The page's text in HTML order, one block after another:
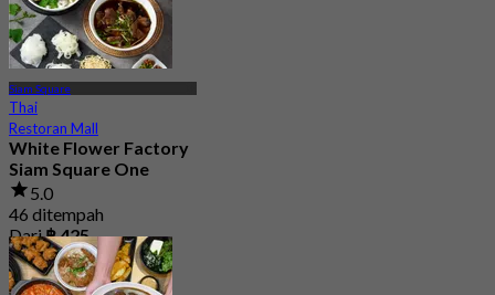
Siam Square
Thai
Restoran Mall
White Flower Factory
Siam Square One
5.0
46 ditempah
Dari฿ 425